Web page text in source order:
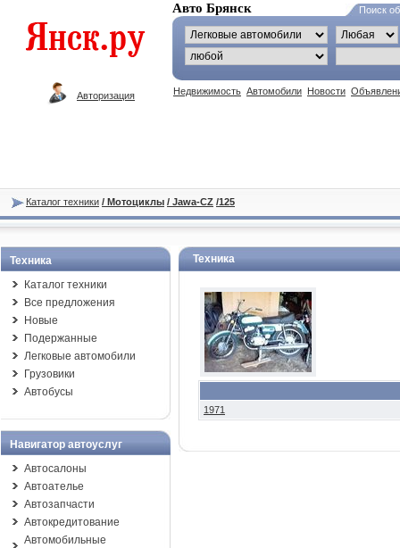
Авто Брянск Поиск
Авторизация Недвижимость Автомобили Новости
Каталог техники / Мотоциклы / Jawa-CZ /125
Техника
Каталог техники
Все предложения
Новые
Подержанные
Легковые автомобили
Грузовики
Автобусы
Навигатор автоуслуг
Автосалоны
Автоателье
Автозапчасти
Автокредитование
Автомобильные
Техника
1971